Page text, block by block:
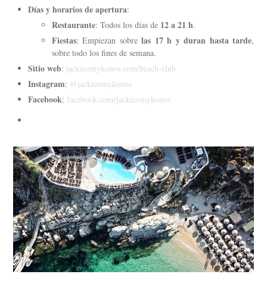
Días y horarios de apertura:
Restaurante: Todos los días de 12 a 21 h.
Fiestas: Empiezan sobrelas 17 h y duran hasta tarde,
sobre todo los fines de semana.
Sitio web: jackieomykonos.com/beach-club
Instagram: @jackieomykonos
Facebook: facebook.com/jackieomykonos